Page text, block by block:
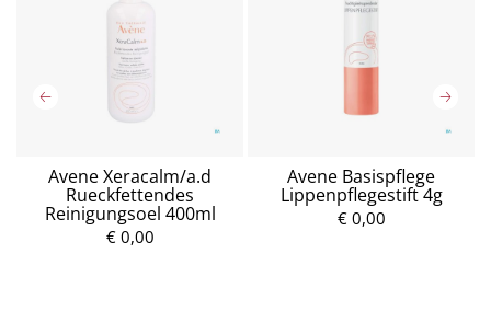
Avene Xeracalm/a.d
Rueckfettendes
Reinigungsoel 400ml
€ 0,00
Avene Basispflege
Lippenpflegestift 4g
€ 0,00